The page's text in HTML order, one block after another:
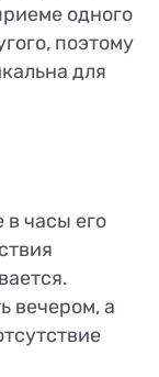
одного
поэтому
для
в часы его
вечером, а